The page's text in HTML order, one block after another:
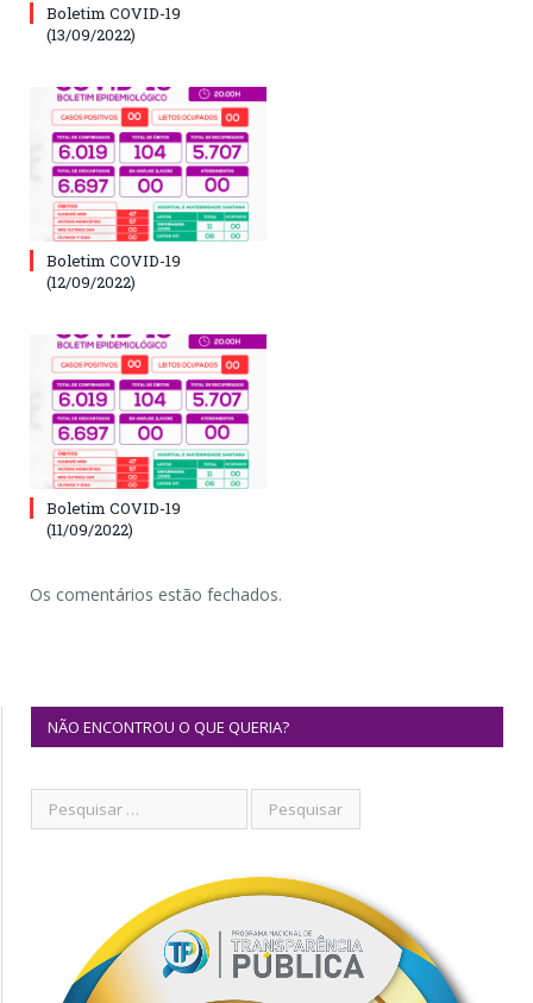
Boletim COVID-19
(13/09/2022)
Boletim COVID-19
(12/09/2022)
Boletim COVID-19
(11/09/2022)
Os comentários estão fechados.
NÃO ENCONTROU O QUE QUERIA?